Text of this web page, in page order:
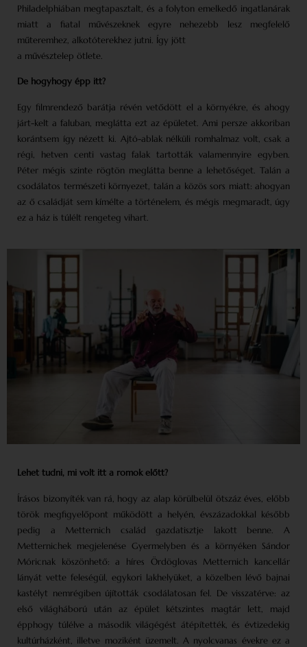
Philadelphiában megtapasztalt, és a folyton emelkedő ingatlanárak
miatt a fiatal művészeknek egyre nehezebb lesz megfelelő
műteremhez, alkotóterekhez jutni. Így jött
a művésztelep ötlete.
De hogyhogy épp itt?
Egy filmrendező barátja révén vetődött el a környékre, és ahogy
járt-kelt a faluban, meglátta ezt az épületet. Ami persze akkoriban
korántsem így nézett ki. Ajtó-ablak nélküli romhalmaz volt, csak a
régi, hetven centi vastag falak tartották valamennyire egyben.
Péter mégis szinte rögtön meglátta benne a lehetőséget. Talán a
csodálatos természeti környezet, talán a közös sors miatt: ahogyan
az ő családját sem kímélte a történelem, és mégis megmaradt, úgy
ez a ház is túlélt rengeteg vihart.
Lehet tudni, mi volt itt a romok előtt?
Írásos bizonyíték van rá, hogy az alap körülbelül ötszáz éves, előbb
török megfigyelőpont működött a helyén, évszázadokkal később
pedig a Metternich család gazdatisztje lakott benne. A
Metternichek megjelenése Gyermelyben és a környéken Sándor
Móricnak köszönhető: a híres Ördöglovas Metternich kancellár
lányát vette feleségül, egykori lakhelyüket, a közelben lévő bajnai
kastélyt nemrégiben újították csodálatosan fel. De visszatérve: az
első világháború után az épület kétszintes magtár lett, majd
épphogy túlélve a második világégést átépítették, és évtizedekig
kultúrházként, illetve moziként üzemelt. A nyolcvanas évekre ez a